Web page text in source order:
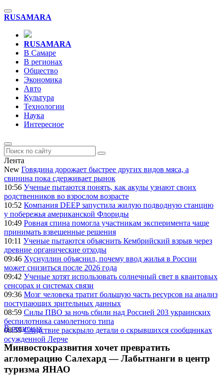
RUSAMARA
RUSAMARA
В Самаре
В регионах
Общество
Экономика
Авто
Культура
Технологии
Наука
Интересное
Лента
New Говядина дорожает быстрее других видов мяса, а
свинина пока сдерживает рынок
10:56 Ученые пытаются понять, как акулы узнают своих
родственников во взрослом возрасте
10:52 Компания DEEP запустила жилую подводную станцию
у побережья американской Флориды
10:49 Ровная спина помогла участникам эксперимента чаще
принимать взвешенные решения
10:11 Ученые пытаются объяснить Кембрийский взрыв через
древние органические отходы
09:46 Хуснуллин объяснил, почему ввод жилья в России
может снизиться после 2026 года
09:42 Ученые хотят использовать солнечный свет в квантовых
сенсорах и системах связи
09:36 Мозг человека тратит большую часть ресурсов на анализ
поступающих зрительных данных
08:59 Силы ПВО за ночь сбили над Россией 203 украинских
беспилотника самолетного типа
08:59 Следствие раскрыло детали о скрывшихся сообщниках
осужденной Лерче
В регионах
Минвостокразвития хочет превратить
агломерацию Салехард — Лабытнанги в центр
туризма ЯНАО